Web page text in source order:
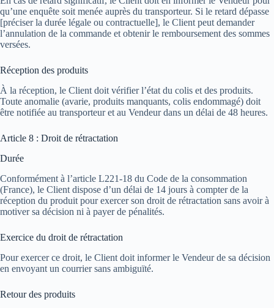
qu’une enquête soit menée auprès du transporteur. Si le retard dépasse
[préciser la durée légale ou contractuelle], le Client peut demander
l’annulation de la commande et obtenir le remboursement des sommes
versées.
Réception des produits
À la réception, le Client doit vérifier l’état du colis et des produits.
Toute anomalie (avarie, produits manquants, colis endommagé) doit
être notifiée au transporteur et au Vendeur dans un délai de 48 heures.
Article 8 : Droit de rétractation
Durée
Conformément à l’article L221-18 du Code de la consommation
(France), le Client dispose d’un délai de 14 jours à compter de la
réception du produit pour exercer son droit de rétractation sans avoir à
motiver sa décision ni à payer de pénalités.
Exercice du droit de rétractation
Pour exercer ce droit, le Client doit informer le Vendeur de sa décision
en envoyant un courrier sans ambiguïté.
Retour des produits